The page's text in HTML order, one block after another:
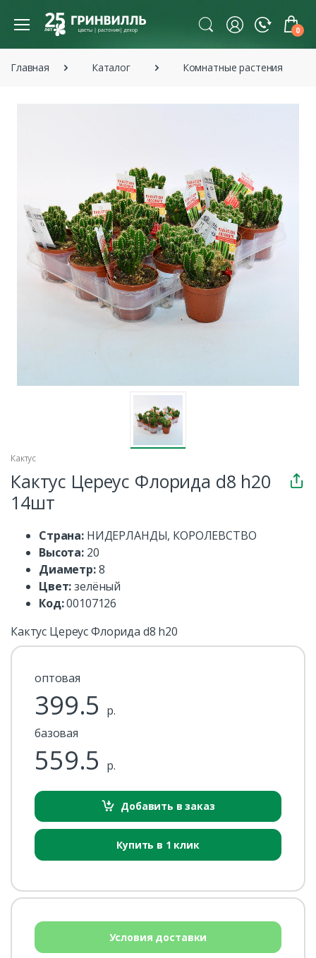
0
Главная Каталог Комнатные растения
Кактус
Кактус Цереус Флорида d8 h20
14шт
Страна: НИДЕРЛАНДЫ, КОРОЛЕВСТВО
Высота: 20
Диаметр:8
Цвет:зелёный
Код:00107126
Кактус Цереус Флорида d8 h20
оптовая
399.5 р.
базовая
559.5 р.
Добавить в заказ
Купить в 1 клик
Условия доставки